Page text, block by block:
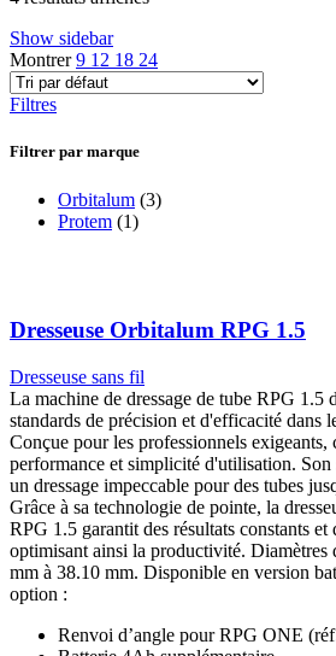
Orbitalum
Protem (1)
Dresseuse Orbitalum RPG 1.5
Dresseuse sans fil
La machine de dressage de tube RPG 1.5
un dressage impeccable pour des tubes
Grâce à sa technologie de pointe, la
optimisant ainsi la productivité. Diamètres
mm à 38.10 mm. Disponible en version
option :
Renvoi d’angle pour RPG ONE
Batterie 4Ah supplémentaire
Sur RPG 1. 5 uniquement :
support spécial
porte-outils WH 30° (réf. 790
porte-outils WH 35° (réf. 790
Ajouter au devis